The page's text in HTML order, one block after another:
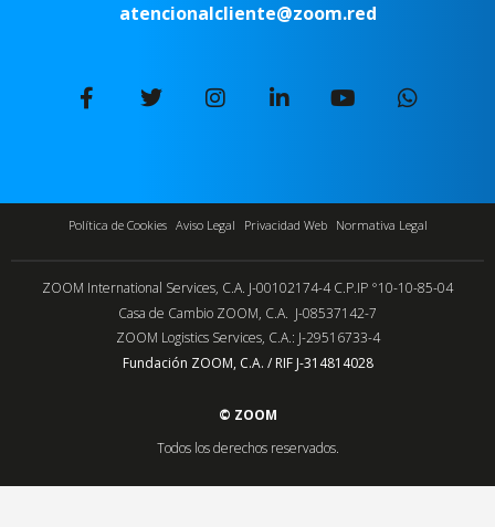
atencionalcliente@zoom.red
Política de Cookies Aviso Legal Privacidad Web Normativa Legal
ZOOM International Services, C.A. J-00102174-4 C.P.IP °10-10-85-04
Casa de Cambio ZOOM, C.A. J-08537142-7
ZOOM Logistics Services, C.A.: J-29516733-4
Fundación ZOOM, C.A. / RIF J-314814028
© ZOOM
Todos los derechos reservados.